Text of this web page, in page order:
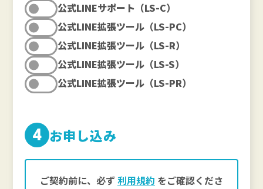
公式LINEサポート（LS-C）
公式LINE拡張ツール（LS-PC）
公式LINE拡張ツール（LS-R）
公式LINE拡張ツール（LS-S）
公式LINE拡張ツール（LS-PR）
4 お申し込み
ご契約前に、必ず 利用規約 をご確認くださ